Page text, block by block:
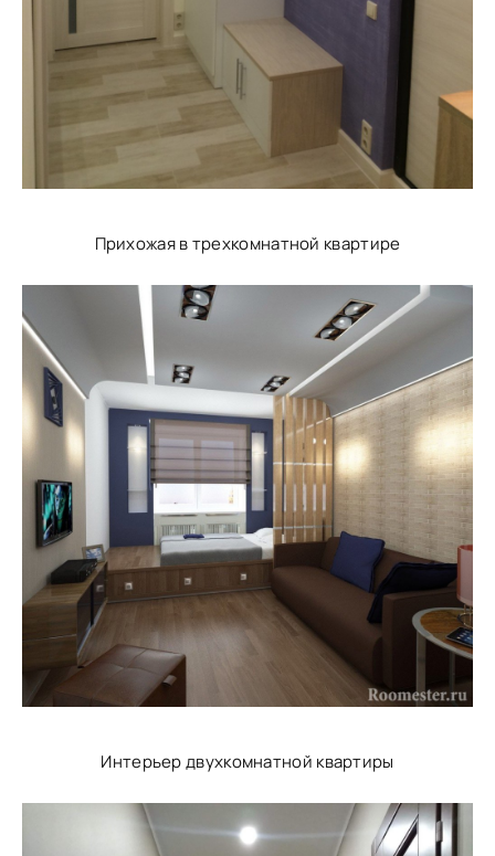
Прихожая в трехкомнатной квартире
Интерьер двухкомнатной квартиры